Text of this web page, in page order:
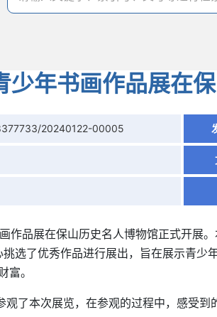
少年书画作品展在
20240122-00005
作品展在保山历史名人博物馆正式开展
选了优秀作品进行展出，旨在展示青
富。
观了本次展览，在参观的过程中，感受